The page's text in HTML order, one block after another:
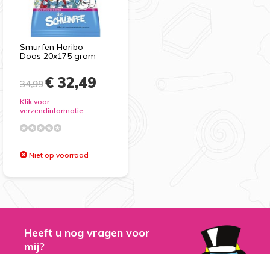
Smurfen Haribo -
Doos 20x175 gram
34,99€ 32,49
Klik voor
verzendinformatie
Niet op voorraad
Heeft u nog vragen voor
mij?